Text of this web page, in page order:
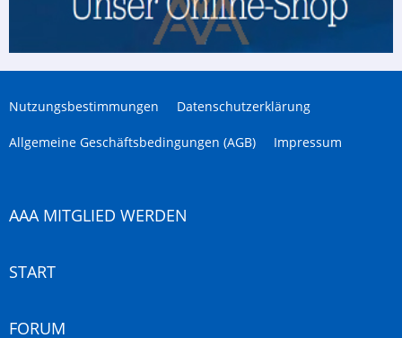
Nutzungsbestimmungen Datenschutzerklärung
Allgemeine Geschäftsbedingungen (AGB) Impressum
AAA MITGLIED WERDEN
START
FORUM